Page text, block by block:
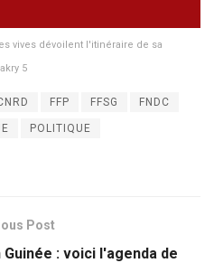
vives dévoilent l'itinéraire de sa
5
FFP FFSG FNDC
POLITIQUE
Post
: voici l'agenda de